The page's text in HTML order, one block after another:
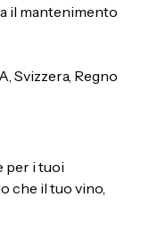
il mantenimento
Svizzera, Regno
per i tuoi
che il tuo vino,